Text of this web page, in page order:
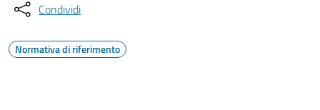
Condividi
Normativa di riferimento